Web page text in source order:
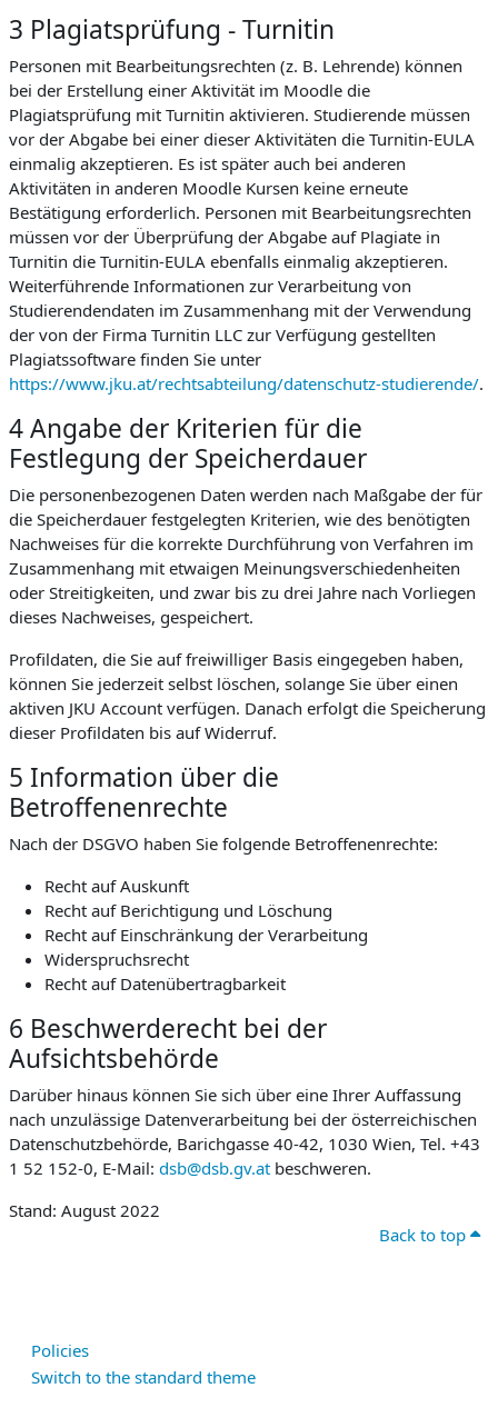
3 Plagiatsprüfung - Turnitin
Personen mit Bearbeitungsrechten (z. B. Lehrende) können
bei der Erstellung einer Aktivität im Moodle die
Plagiatsprüfung mit Turnitin aktivieren. Studierende müssen
vor der Abgabe bei einer dieser Aktivitäten die Turnitin-EULA
einmalig akzeptieren. Es ist später auch bei anderen
Aktivitäten in anderen Moodle Kursen keine erneute
Bestätigung erforderlich. Personen mit Bearbeitungsrechten
müssen vor der Überprüfung der Abgabe auf Plagiate in
Turnitin die Turnitin-EULA ebenfalls einmalig akzeptieren.
Weiterführende Informationen zur Verarbeitung von
Studierendendaten im Zusammenhang mit der Verwendung
der von der Firma Turnitin LLC zur Verfügung gestellten
Plagiatssoftware finden Sie unter
https://www.jku.at/rechtsabteilung/datenschutz-studierende/.
4 Angabe der Kriterien für die
Festlegung der Speicherdauer
Die personenbezogenen Daten werden nach Maßgabe der für
die Speicherdauer festgelegten Kriterien, wie des benötigten
Nachweises für die korrekte Durchführung von Verfahren im
Zusammenhang mit etwaigen Meinungsverschiedenheiten
oder Streitigkeiten, und zwar bis zu drei Jahre nach Vorliegen
dieses Nachweises, gespeichert.
Profildaten, die Sie auf freiwilliger Basis eingegeben haben,
können Sie jederzeit selbst löschen, solange Sie über einen
aktiven JKU Account verfügen. Danach erfolgt die Speicherung
dieser Profildaten bis auf Widerruf.
5 Information über die
Betroffenenrechte
Nach der DSGVO haben Sie folgende Betroffenenrechte:
Recht auf Auskunft
Recht auf Berichtigung und Löschung
Recht auf Einschränkung der Verarbeitung
Widerspruchsrecht
Recht auf Datenübertragbarkeit
6 Beschwerderecht bei der
Aufsichtsbehörde
Darüber hinaus können Sie sich über eine Ihrer Auffassung
nach unzulässige Datenverarbeitung bei der österreichischen
Datenschutzbehörde, Barichgasse 40-42, 1030 Wien, Tel. +43
1 52 152-0, E-Mail: dsb@dsb.gv.at beschweren.
Stand: August 2022
Back to top
Policies
Switch to the standard theme